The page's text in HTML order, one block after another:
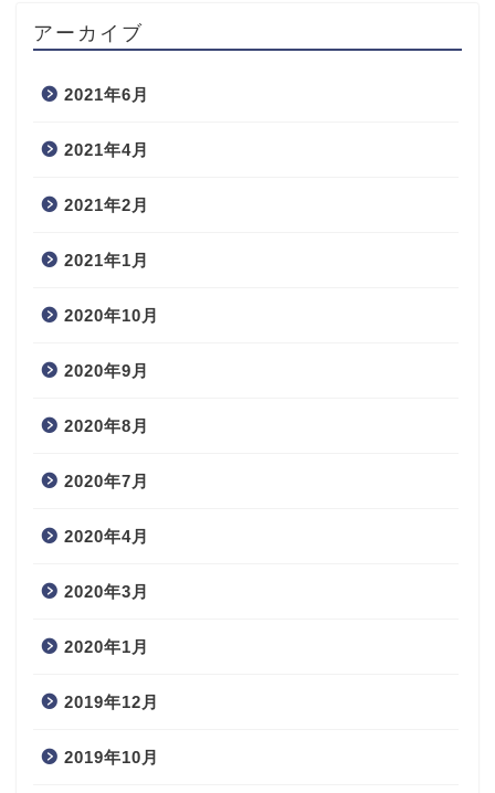
アーカイブ
2021年6月
2021年4月
2021年2月
2021年1月
2020年10月
2020年9月
2020年8月
2020年7月
2020年4月
2020年3月
2020年1月
2019年12月
2019年10月